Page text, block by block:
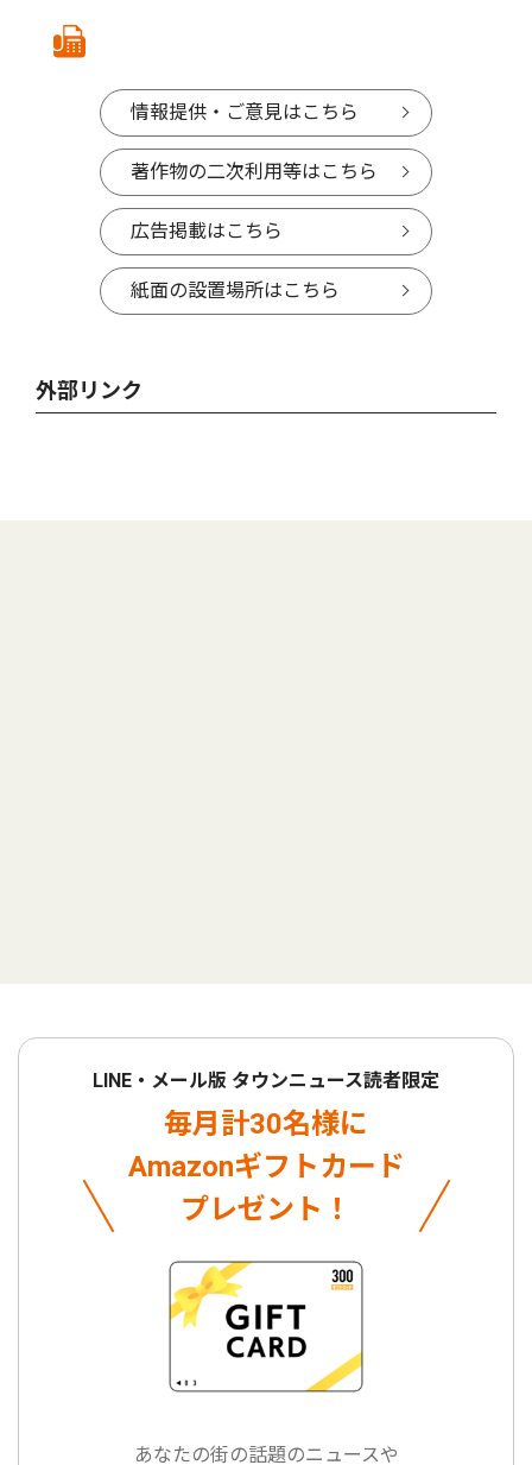
情報提供・ご意見はこちら
著作物の二次利用等はこちら
広告掲載はこちら
紙面の設置場所はこちら
外部リンク
LINE・メール版 タウンニュース読者限定
毎月計30名様に
Amazonギフトカード
プレゼント！
あなたの街の話題のニュースや